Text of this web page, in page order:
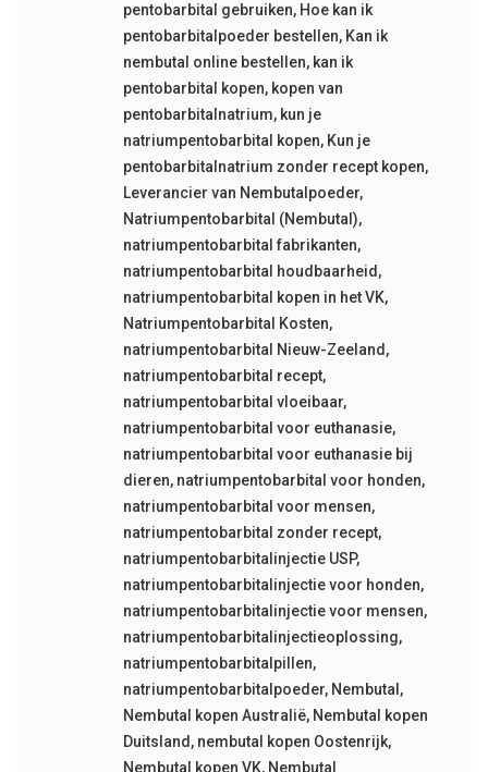
pentobarbital gebruiken, Hoe kan ik
pentobarbitalpoeder bestellen, Kan ik
nembutal online bestellen, kan ik
pentobarbital kopen, kopen van
pentobarbitalnatrium, kun je
natriumpentobarbital kopen, Kun je
pentobarbitalnatrium zonder recept kopen,
Leverancier van Nembutalpoeder,
Natriumpentobarbital (Nembutal),
natriumpentobarbital fabrikanten,
natriumpentobarbital houdbaarheid ,
natriumpentobarbital kopen in het VK,
Natriumpentobarbital Kosten,
natriumpentobarbital Nieuw-Zeeland ,
natriumpentobarbital recept,
natriumpentobarbital vloeibaar,
natriumpentobarbital voor euthanasie,
natriumpentobarbital voor euthanasie bij
dieren, natriumpentobarbital voor honden,
natriumpentobarbital voor mensen,
natriumpentobarbital zonder recept,
natriumpentobarbitalinjectie USP,
natriumpentobarbitalinjectie voor honden,
natriumpentobarbitalinjectie voor mensen,
natriumpentobarbitalinjectieoplossing,
natriumpentobarbitalpillen,
natriumpentobarbitalpoeder, Nembutal ,
Nembutal kopen Australië, Nembutal kopen
Duitsland , nembutal kopen Oostenrijk,
Nembutal kopen VK, Nembutal